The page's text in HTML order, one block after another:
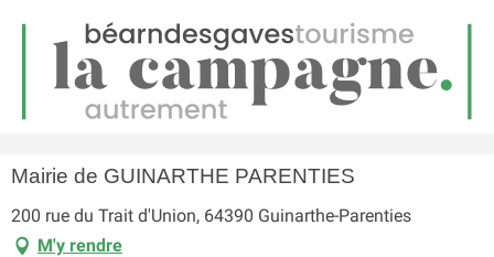
Menu
Mairie de GUINARTHE PARENTIES
Mairie de GUINARTHE PARENTIES
200 rue du Trait d'Union, 64390 Guinarthe-Parenties
M'y rendre